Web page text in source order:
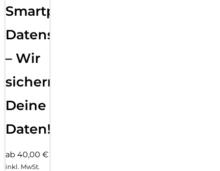
Smartphone
Datensicherung
– Wir
sichern
Deine
Daten!
ab 40,00 €
inkl. MwSt.